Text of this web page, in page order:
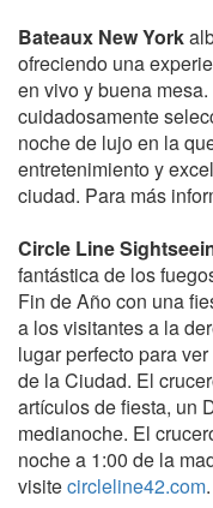
Bateaux New York
ofreciendo una
en vivo y buena
cuidadosamente
noche de lujo en la
entretenimiento y
ciudad. Para más
Circle Line
fantástica de los
Fin de Año con una
a los visitantes a la
lugar perfecto para
de la Ciudad. El
artículos de fiesta, un
medianoche. El
noche a 1:00 de la
visitecircleline42.com.